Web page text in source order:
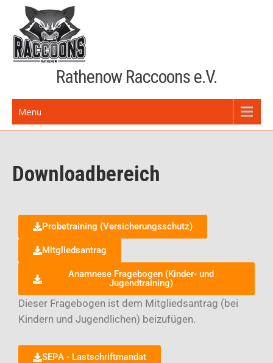
Rathenow Raccoons e.V.
Menu
Downloadbereich
Probetraining (Versicherungsschutz)
Mitgliedsantrag
Anamnese Fragebogen (Kinder- und
Jugendtraining)
Dieser Fragebogen ist dem Mitgliedsantrag (bei
Kindern und Jugendlichen) beizufügen.
SEPA - Lastschriftmandat